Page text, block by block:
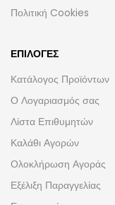
Πολιτική Cookies
ΕΠΙΛΟΓΈΣ
Κατάλογος Προϊόντων
Ο Λογαριασμός σας
Λίστα Επιθυμητών
Καλάθι Αγορών
Ολοκλήρωση Αγοράς
Εξέλιξη Παραγγελίας